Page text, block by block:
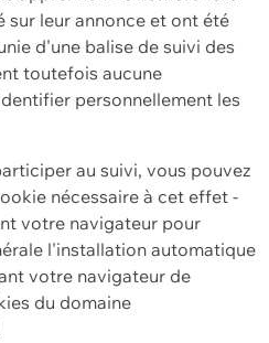
leur annonce et ont été
d'une balise de suivi des
toutefois aucune
personnellement les
au suivi, vous pouvez
nécessaire à cet effet -
votre navigateur pour
l'installation automatique
votre navigateur de
du domaine